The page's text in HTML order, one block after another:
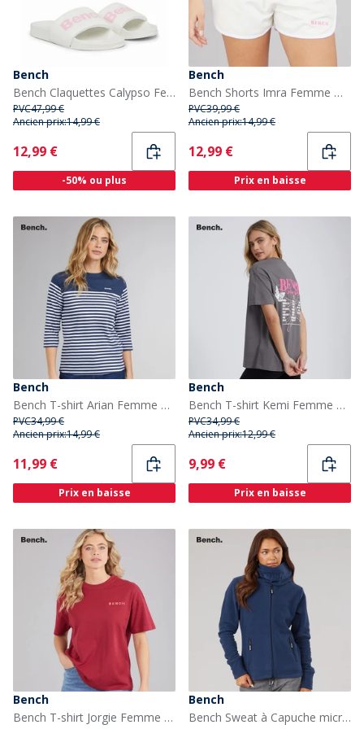
Bench
Bench Claquettes Calypso Femme Blanc/Rose
PVC47,99 €
Ancien prix:14,99 €
Current
12,99 €
-50% ou plus
Bench
Bench Shorts Imra Femme Winter White
PVC39,99 €
Ancien prix:14,99 €
Current
12,99 €
Prix en baisse
Bench
Bench T-shirt Arian Femme Marine
PVC34,99 €
Ancien prix:14,99 €
Current
11,99 €
Prix en baisse
Bench
Bench T-shirt Kemi Femme anthracite
PVC34,99 €
Ancien prix:12,99 €
Current
9,99 €
Prix en baisse
Bench
Bench T-shirt Jorgie Femme Cranberry Juice
Bench
Bench Sweat à Capuche micropolaire Femme col cheminée Bleu Marine